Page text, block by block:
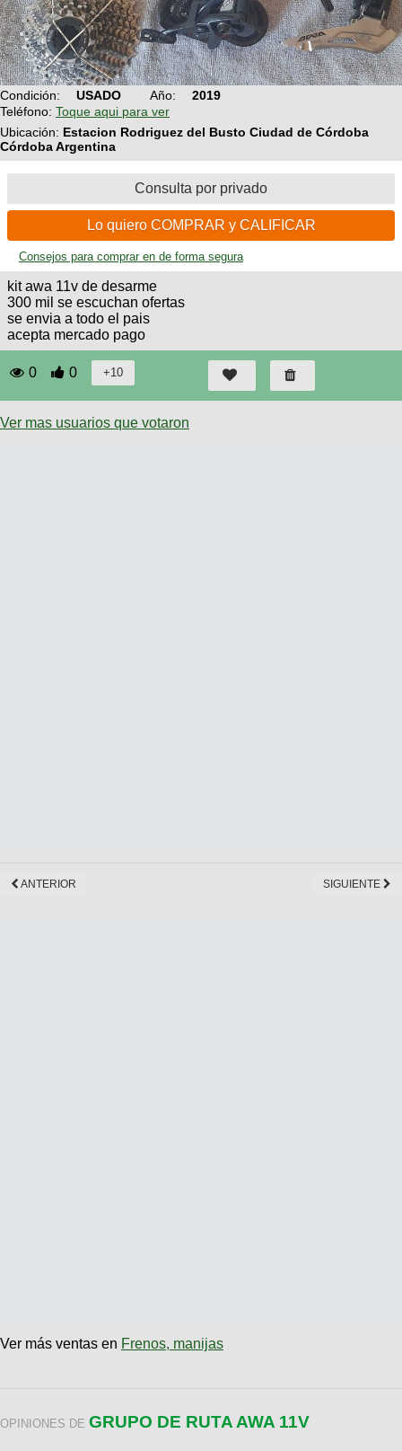
BMX
Ruta,
triatlon
De
todo
Retro
Enduro
Fotos
del
DÍA
Fotos
votadas
COMPRO
CANJE
Mi
Reputación
Mis
Compras
Técnica
Mecánica
Robadas
Noticias
Calendario
Operadores
de
cicloturismo
Relatos
de
viajes
Foro
de
Últimos
Buscar
Mis
Amigos
Actividad
Condición: USADO Año:
2019
Teléfono: Toque aqui para ver
Ubicación: Estacion Rodriguez del Busto Ciudad de Córdoba
Córdoba Argentina
Consulta por privado
Lo quiero COMPRAR y CALIFICAR
Consejos para comprar en de forma segura
kit awa 11v de desarme
300 mil se escuchan ofertas
se envia a todo el pais
acepta mercado pago
0 0
Ver mas usuarios que votaron
ANTERIOR SIGUIENTE
Ver más ventas en Frenos, manijas
OPINIONES DE GRUPO DE RUTA AWA 11V